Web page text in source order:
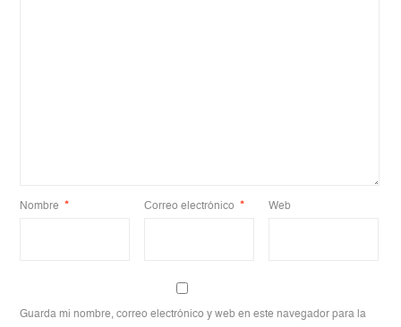
Nombre * Correo electrónico * Web
Guarda mi nombre, correo electrónico y web en este navegador para la